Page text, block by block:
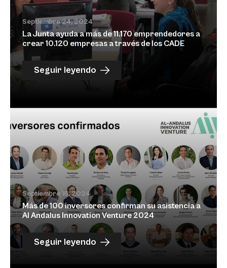
Septiembre 24, 2024
La Junta ayuda a más de 11.170 emprendedores a
crear 10.120 empresas a través de los CADE
Seguir leyendo
Septiembre 16, 2024
Más de 100 inversores confirman su asistencia a
Al Andalus Innovation Venture 2024
Seguir leyendo